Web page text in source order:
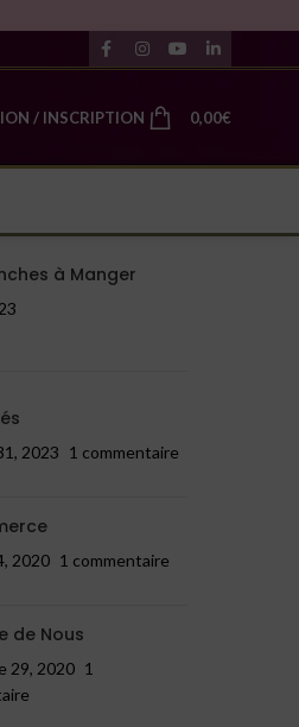
/ INSCRIPTION 0,00€
à Manger
2023 1 commentaire
2020 1 commentaire
de Nous
29, 2020 1